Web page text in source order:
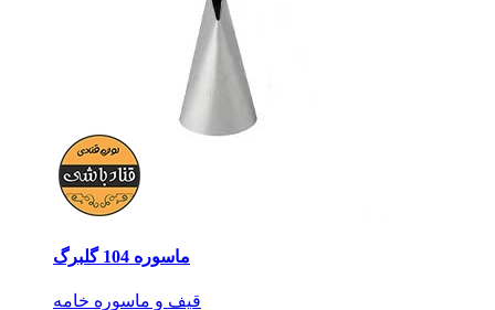
ماسوره 104 گلبرگ
قیف و ماسوره خامه